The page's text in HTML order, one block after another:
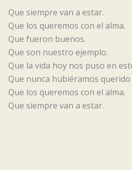
Que siempre van a estar.
Que los queremos con el alma.
Que fueron buenos.
Que son nuestro ejemplo.
Que la vida hoy nos puso en
Que nunca hubiéramos
Que los queremos con el alma.
Que siempre van a estar.